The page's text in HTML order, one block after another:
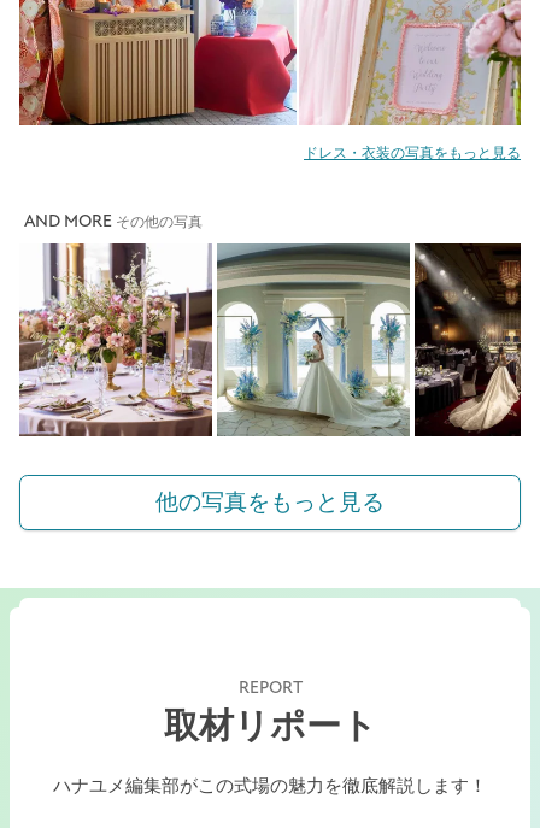
ドレス・衣装の写真をもっと見る
AND MORE その他の写真
他の写真をもっと見る
REPORT
取材リポート
ハナユメ編集部がこの式場の魅力を徹底解説します！